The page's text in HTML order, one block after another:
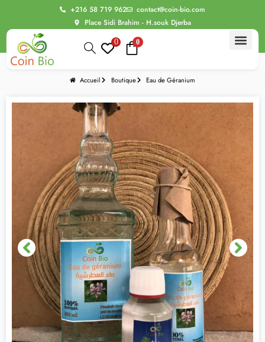
+216 58 719 962
contact@coin-bio.com
Place Sidi Brahim - H.souk Djerba
0
0
Accueil Boutique Eau de Géranium